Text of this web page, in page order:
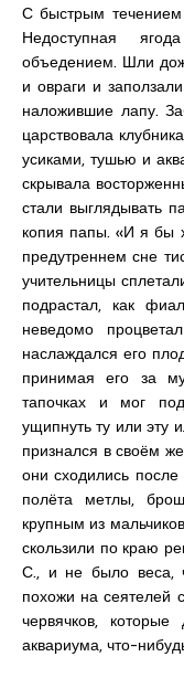
С быстрым течением
Недоступная
объедением. Шли
и овраги и
наложившие лапу.
царствовала
усиками, тушью и
скрывала
стали выглядывать
копия папы. «И я бы
предутреннем сне
учительницы
подрастал, как
неведомо
наслаждался его
принимая его за
тапочках и мог
ущипнуть ту или эту
признался в своём
они сходились
полёта метлы,
крупным из
скользили по краю
С., и не было веса,
похожи на сеятелей
червячков,
аквариума, что-